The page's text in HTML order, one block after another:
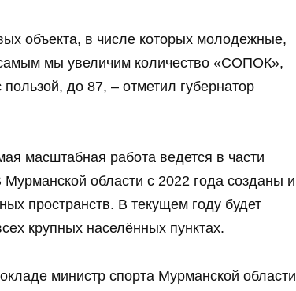
объекта, в числе которых молодежные,
мы увеличим количество «СОПОК»,
до 87, – отметил губернатор
масштабная работа ведется в части
области с 2022 года созданы и
пространств. В текущем году будет
крупных населённых пунктах.
министр спорта Мурманской области